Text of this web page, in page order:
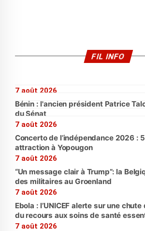
FIL INFO
7 août 2026
Bénin : l'ancien président Patrice
du Sénat
7 août 2026
Concerto de l’indépendance 2026 :
attraction à Yopougon
7 août 2026
“Un message clair à Trump”: la
des militaires au Groenland
7 août 2026
Ebola : l’UNICEF alerte sur une
du recours aux soins de santé
7 août 2026